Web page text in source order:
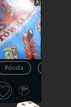
#doda